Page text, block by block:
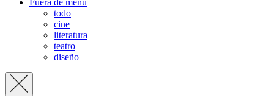
todo
cine
literatura
teatro
diseño